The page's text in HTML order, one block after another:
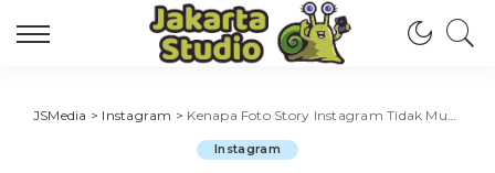
JSMedia > Instagram > Kenapa Foto Story Instagram Tidak Muncul di Galeri? Berikut Cara Mengatasinya
Instagram